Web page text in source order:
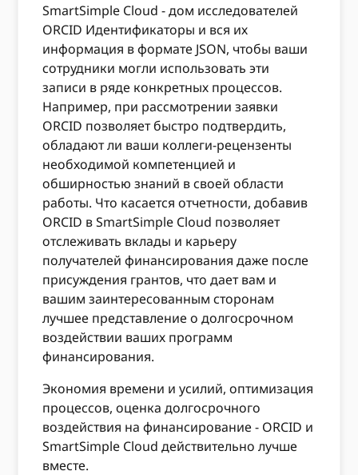
SmartSimple Cloud - дом исследователей
ORCID Идентификаторы и вся их
информация в формате JSON, чтобы ваши
сотрудники могли использовать эти
записи в ряде конкретных процессов.
Например, при рассмотрении заявки
ORCID позволяет быстро подтвердить,
обладают ли ваши коллеги-рецензенты
необходимой компетенцией и
обширностью знаний в своей области
работы. Что касается отчетности, добавив
ORCID в SmartSimple Cloud позволяет
отслеживать вклады и карьеру
получателей финансирования даже после
присуждения грантов, что дает вам и
вашим заинтересованным сторонам
лучшее представление о долгосрочном
воздействии ваших программ
финансирования.
Экономия времени и усилий, оптимизация
процессов, оценка долгосрочного
воздействия на финансирование - ORCID и
SmartSimple Cloud действительно лучше
вместе.